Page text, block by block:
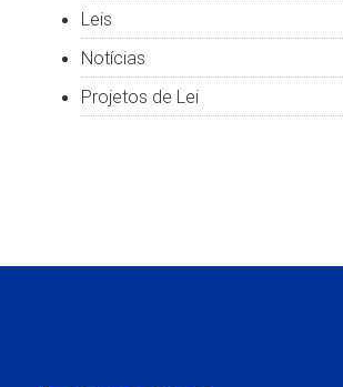
Leis
Notícias
Projetos de Lei